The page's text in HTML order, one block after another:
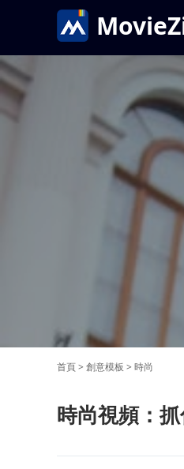
首頁> 創意模板 > 時尚
時尚視頻：